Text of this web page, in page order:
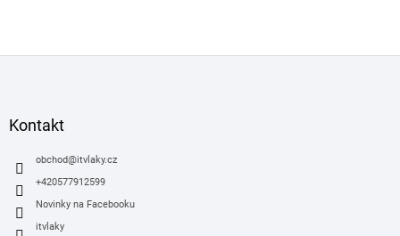
Kontakt
obchod@itvlaky.cz
+420577912599
Novinky na Facebooku
itvlaky